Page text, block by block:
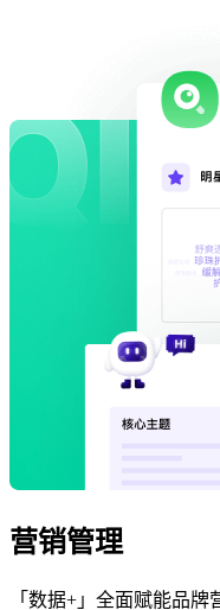
营销管理
「数据+」全面赋能品